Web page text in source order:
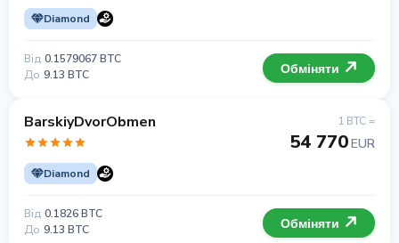
Diamond
Від 0.1579067 BTC
До 9.13 BTC Обміняти
BarskiyDvorObmen
Diamond
1 BTC =
54 770EUR
Від 0.1826 BTC
До 9.13 BTC Обміняти